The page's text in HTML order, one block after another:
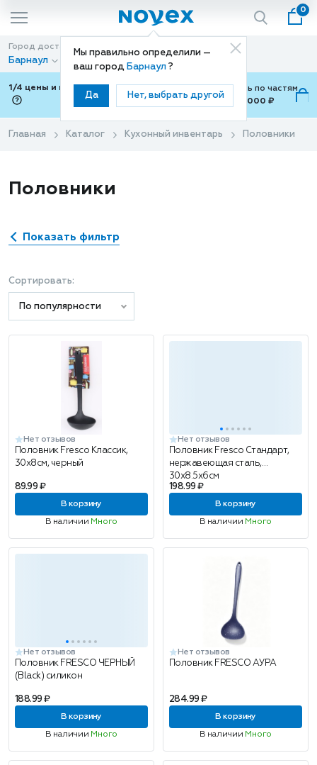
Мы правильно определили —
ваш город Барнаул ?
Да Нет, выбрать другой
0
Город доставки
Барнаул
Способ доставки
Доставка
1/4 цены и покупки ваши с Подели
Можно оплатить по частям
от 700 ₽ до 15,000 ₽
Главная Каталог Кухонный инвентарь Половники
Половники
Показать фильтр
Сортировать:
По популярности
Нет отзывов
Половник Fresco Классик,
30x8см, черный
89.99 ₽
В корзину
В наличии Много
Нет отзывов
Половник Fresco Стандарт,
нержавеющая сталь,
30x8.5x6см
198.99 ₽
В корзину
В наличии Много
Нет отзывов
Половник FRESCO ЧЕРНЫЙ
(Black) силикон
188.99 ₽
В корзину
В наличии Много
Нет отзывов
Половник FRESCO АУРА
284.99 ₽
В корзину
В наличии Много